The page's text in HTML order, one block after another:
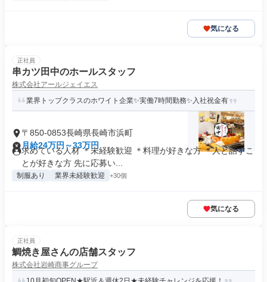
気になる
正社員
串カツ田中のホールスタッフ
株式会社アールジェイエス
業界トップクラスのホワイト企業✨実働7時間勤務✨入社祝金有
〒850-0853長崎県長崎市浜町
月給24万円～33万円
求めている人材 ＊未経験歓迎 ＊料理が好きな方 ＊人と話すこ
とが好きな方 先に応募い...
制服あり 業界未経験歓迎 +30個
気になる
正社員
鯛焼き屋さんの店舗スタッフ
株式会社岩崎商事グループ